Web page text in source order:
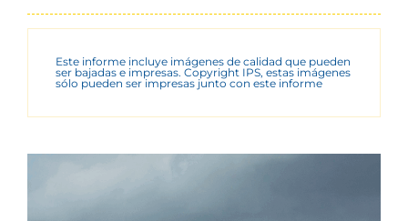
Este informe incluye imágenes de calidad que pueden
ser bajadas e impresas. Copyright IPS, estas imágenes
sólo pueden ser impresas junto con este informe